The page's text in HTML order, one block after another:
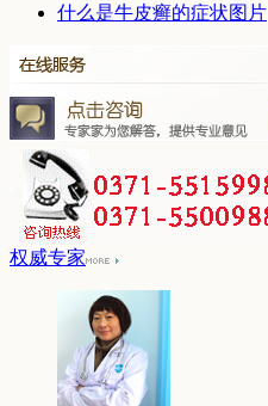
什么是牛皮癣的症状图片
权威专家